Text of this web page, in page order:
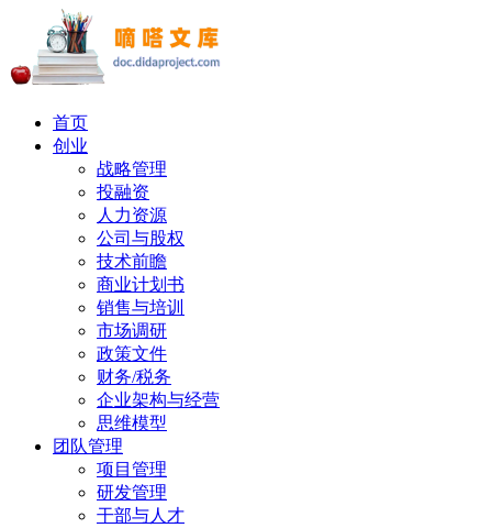
首页
创业
战略管理
投融资
人力资源
公司与股权
技术前瞻
商业计划书
销售与培训
市场调研
政策文件
财务/税务
企业架构与经营
思维模型
团队管理
项目管理
研发管理
干部与人才